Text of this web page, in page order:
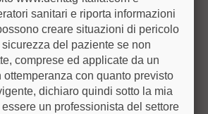
GEL GREEN - RESINA DI
MODELLAZIONE
139,00 €
sanitari e riporta informazioni
creare situazioni di pericolo
del paziente se non
comprese ed applicate da un
ottemperanza con quanto previsto
dichiaro quindi sotto la mia
un professionista del settore